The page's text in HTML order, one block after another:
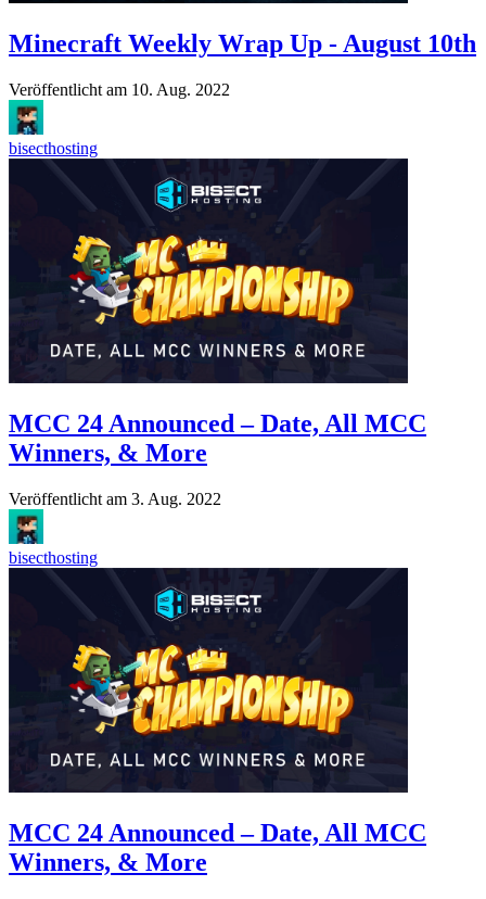
Minecraft Weekly Wrap Up - August 10th
Veröffentlicht am 10. Aug. 2022
bisecthosting
MCC 24 Announced – Date, All MCC
Winners, & More
Veröffentlicht am 3. Aug. 2022
bisecthosting
MCC 24 Announced – Date, All MCC
Winners, & More